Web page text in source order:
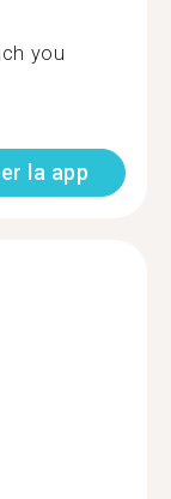
you
la app